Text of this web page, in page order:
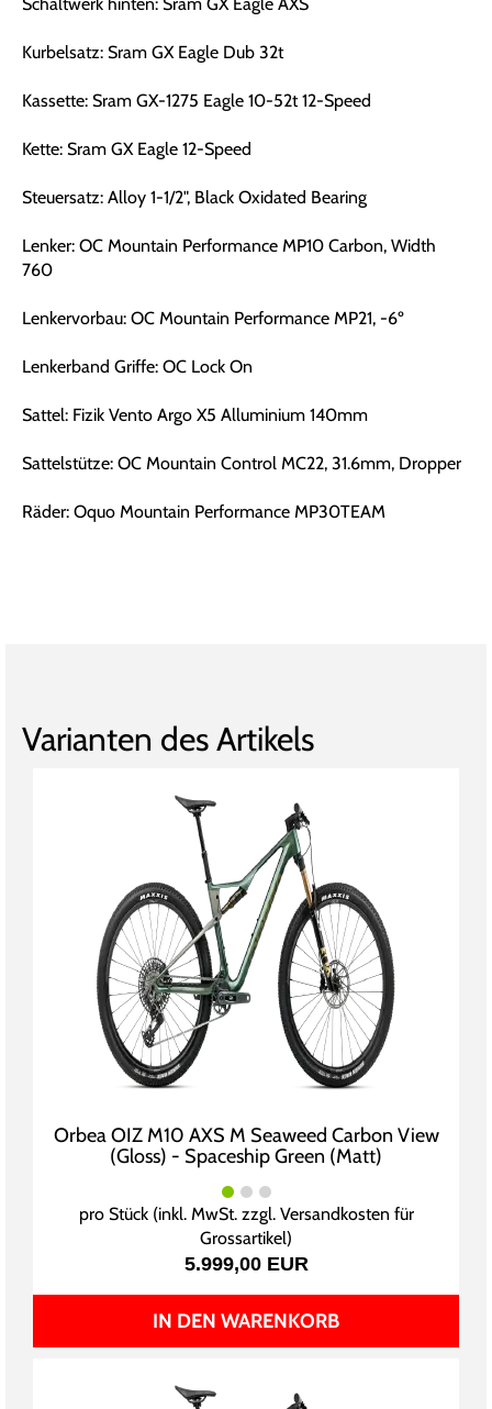
Kurbelsatz: Sram GX Eagle Dub 32t
Kassette: Sram GX-1275 Eagle 10-52t 12-Speed
Kette: Sram GX Eagle 12-Speed
Steuersatz: Alloy 1-1/2", Black Oxidated Bearing
Lenker: OC Mountain Performance MP10 Carbon, Width
760
Lenkervorbau: OC Mountain Performance MP21, -6º
Lenkerband Griffe: OC Lock On
Sattel: Fizik Vento Argo X5 Alluminium 140mm
Sattelstütze: OC Mountain Control MC22, 31.6mm, Dropper
Räder: Oquo Mountain Performance MP30TEAM
Varianten des Artikels
Orbea OIZ M10 AXS M Seaweed Carbon View
(Gloss) - Spaceship Green (Matt)
pro Stück (inkl. MwSt. zzgl. Versandkosten für
Grossartikel)
5.999,00 EUR
IN DEN WARENKORB